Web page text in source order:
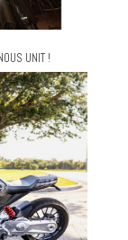
UNIT !